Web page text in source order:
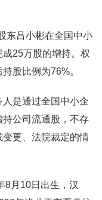
东吕小彬在全国中小
25万股的增持。权
股比例为76%。
是通过全国中小企
公司流通股，不存
更、法院裁定的情
8月10日出生，汉